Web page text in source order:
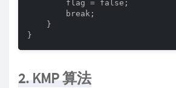
        flag = false;
        break;
    }
}
2. KMP 算法